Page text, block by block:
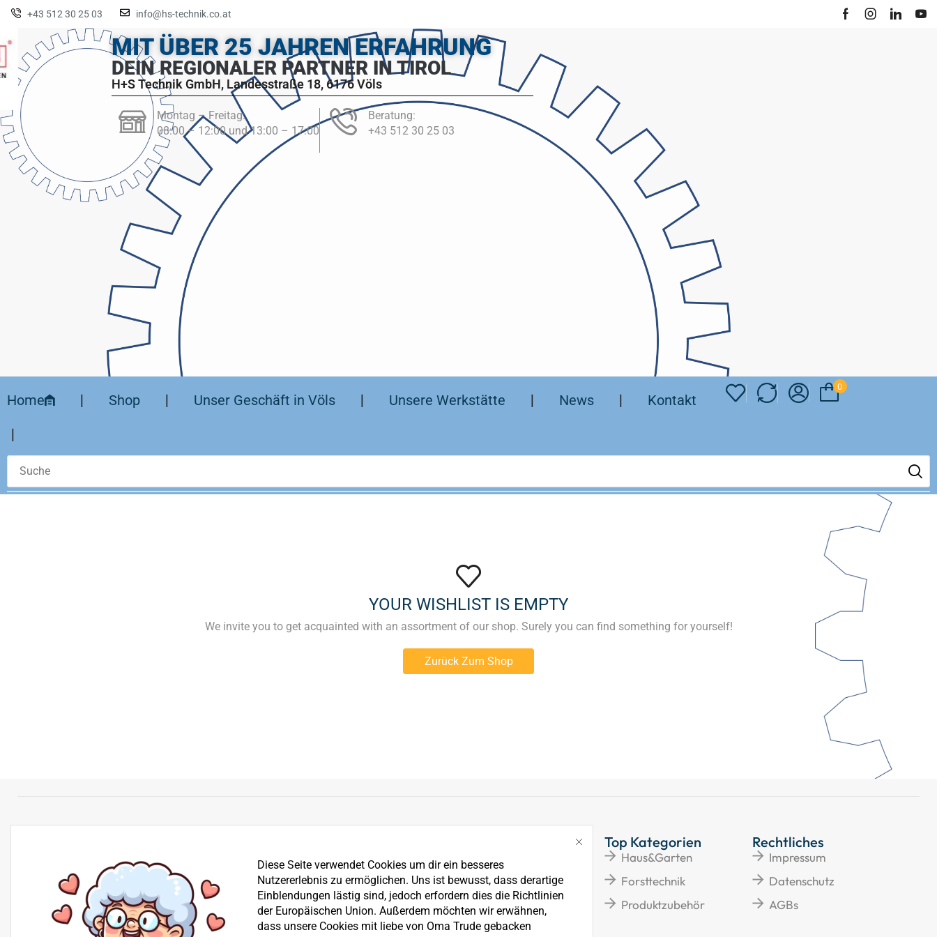
+43 512 30 25 03 info@hs-technik.co.at
MIT ÜBER 25 JAHREN ERFAHRUNG
DEIN REGIONALER PARTNER IN TIROL
H+S Technik GmbH, Landesstraße 18, 6176 Völs
Montag – Freitag:
08:00 – 12:00 und 13:00 – 17:00
Beratung:
+43 512 30 25 03
Home ❘ Shop ❘ Unser Geschäft in Völs ❘ Unsere Werkstätte ❘ News ❘ Kontakt
❘
0
YOUR WISHLIST IS EMPTY
We invite you to get acquainted with an assortment of our shop. Surely you can find something for yourself!
Zurück Zum Shop
Diese Seite verwendet Cookies um dir ein besseres
Nutzererlebnis zu ermöglichen. Uns ist bewusst, dass derartige
Einblendungen lästig sind, jedoch erfordern dies die Richtlinien
der Europäischen Union. Außerdem möchten wir erwähnen,
dass unsere Cookies mit liebe von Oma Trude gebacken
News
Kontakt
Top Kategorien
Haus&Garten
Forsttechnik
Produktzubehör
Rechtliches
Impressum
Datenschutz
AGBs